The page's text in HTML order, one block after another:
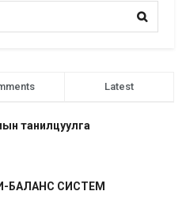
Latest
танилцуулга
БАЛАНС СИСТЕМ